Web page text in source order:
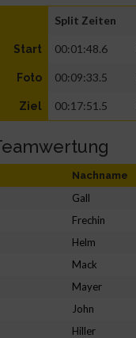
Split Zeiten
Start 00:01:48.6
Foto 00:09:33.5
Ziel 00:17:51.5
Nachname
Gall
Frechin
Helm
Mack
Mayer
John
Hiller